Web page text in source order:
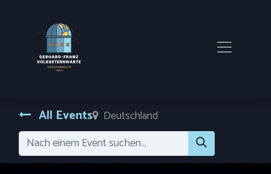
All Events Deutschland